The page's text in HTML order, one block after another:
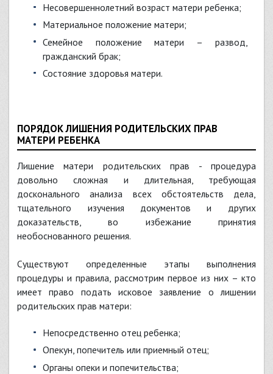
несовершеннолетний возраст матери ребенка;
материальное положение матери;
семейное положение матери – развод,
гражданский брак;
состояние здоровья матери.
ПОРЯДОК ЛИШЕНИЯ РОДИТЕЛЬСКИХ ПРАВ
МАТЕРИ РЕБЕНКА
Лишение матери родительских прав - процедура
довольно сложная и длительная, требующая
досконального анализа всех обстоятельств дела,
тщательного изучения документов и других
доказательств, во избежание принятия
необоснованного решения.
Существуют определенные этапы выполнения
процедуры и правила, рассмотрим первое из них – кто
имеет право подать исковое заявление о лишении
родительских прав матери:
непосредственно отец ребенка;
опекун, попечитель или приемный отец;
органы опеки и попечительства;